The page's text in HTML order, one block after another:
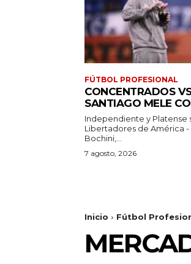
FÚTBOL PROFESIONAL
CONCENTRADOS
SANTIAGO MELE
Independiente y Platense
Libertadores de América -
Bochini,...
7 agosto, 2026